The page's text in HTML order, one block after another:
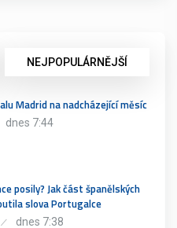
NEJPOPULÁRNĚJŠÍ
Madrid na nadcházející měsíc
dnes 7:44
posily? Jak část španělských
slova Portugalce
dnes 7:38